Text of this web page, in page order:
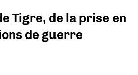
Tigre, de la prise en
de guerre